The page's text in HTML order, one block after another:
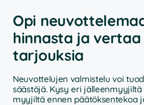
Opi
hinnasta ja
tarjouksia
Neuvottelujen valmistelu voi
säästöjä. Kysy eri
myyjiltä ennen päätöksentekoa